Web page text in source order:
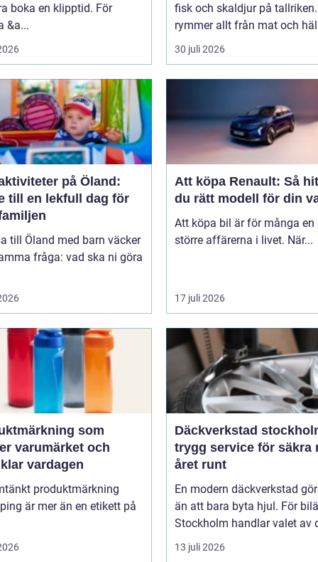
boka en klipptid. För
&a...
fisk och skaldjur på
rymmer allt från mat och
30 juli 2026
på Öland:
till en lekfull dag för
till Öland med barn väcker
fråga: vad ska ni göra
Att köpa Renault: Så
du rätt modell för din
Att köpa bil är för många en
större affärerna i livet. När...
17 juli 2026
som
varumärket och
vardagen
produktmärkning
är mer än en etikett på
Däckverkstad
trygg service för säkra
året runt
En modern däckverkstad
än att bara byta hjul. För
Stockholm handlar valet av
13 juli 2026